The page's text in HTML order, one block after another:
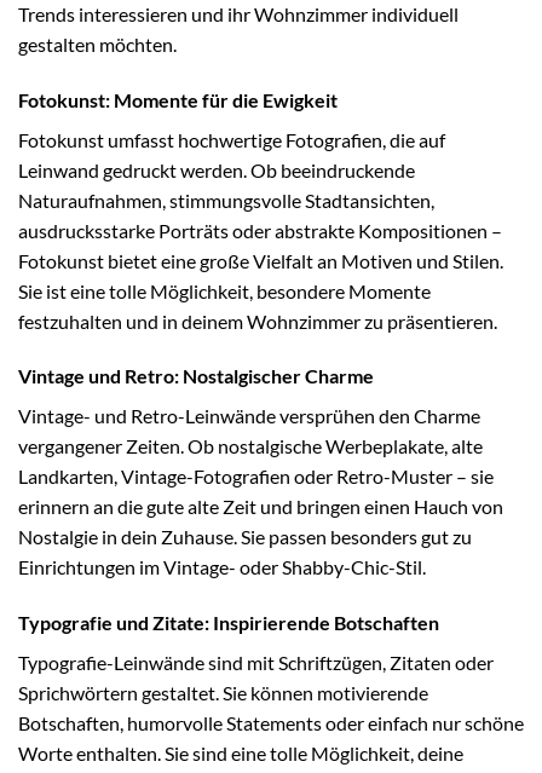
Trends interessieren und ihr Wohnzimmer individuell
gestalten möchten.
Fotokunst: Momente für die Ewigkeit
Fotokunst umfasst hochwertige Fotografien, die auf
Leinwand gedruckt werden. Ob beeindruckende
Naturaufnahmen, stimmungsvolle Stadtansichten,
ausdrucksstarke Porträts oder abstrakte Kompositionen –
Fotokunst bietet eine große Vielfalt an Motiven und Stilen.
Sie ist eine tolle Möglichkeit, besondere Momente
festzuhalten und in deinem Wohnzimmer zu präsentieren.
Vintage und Retro: Nostalgischer Charme
Vintage- und Retro-Leinwände versprühen den Charme
vergangener Zeiten. Ob nostalgische Werbeplakate, alte
Landkarten, Vintage-Fotografien oder Retro-Muster – sie
erinnern an die gute alte Zeit und bringen einen Hauch von
Nostalgie in dein Zuhause. Sie passen besonders gut zu
Einrichtungen im Vintage- oder Shabby-Chic-Stil.
Typografie und Zitate: Inspirierende Botschaften
Typografie-Leinwände sind mit Schriftzügen, Zitaten oder
Sprichwörtern gestaltet. Sie können motivierende
Botschaften, humorvolle Statements oder einfach nur schöne
Worte enthalten. Sie sind eine tolle Möglichkeit, deine